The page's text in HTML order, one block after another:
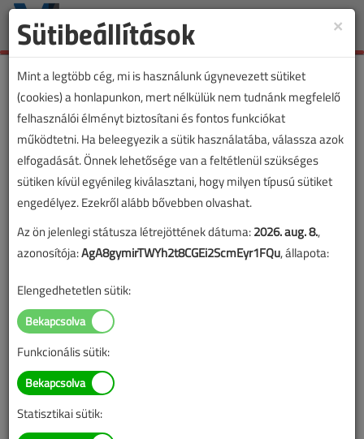
Toggle
A német energiaforradalom
bukása
2018. augusztus 13. |
×
Sütibeállítások
Mint a legtöbb cég, mi is használunk úgynevezett sütiket
(cookies) a honlapunkon, mert nélkülük nem tudnánk megfelelő
felhasználói élményt biztosítani és fontos funkciókat
működtetni. Ha beleegyezik a sütik használatába, válassza azok
elfogadását. Önnek lehetősége van a feltétlenül szükséges
sütiken kívül egyénileg kiválasztani, hogy milyen típusú sütiket
engedélyez. Ezekről alább bővebben olvashat.
Az ön jelenlegi státusza létrejöttének dátuma:2026. aug. 8.,
azonosítója:AgA8gymirTWYh2t8CGEi2ScmEyr1FQu, állapota:
Elengedhetetlen sütik:
Funkcionális sütik:
Statisztikai sütik: